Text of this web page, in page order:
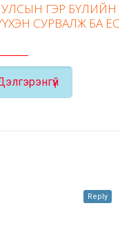
ГЭР БҮЛИЙН
СУРВАЛЖ БА ЁС
Reply